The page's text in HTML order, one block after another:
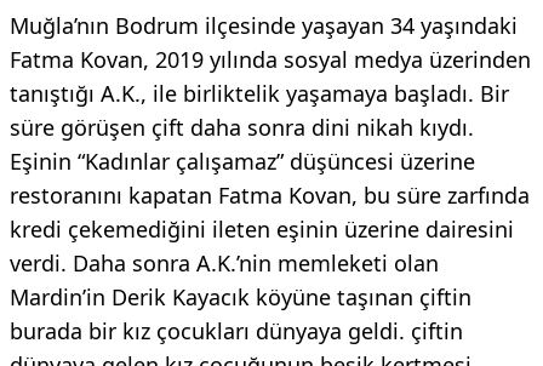
Muğla’nın Bodrum ilçesinde yaşayan 34 yaşındaki
Fatma Kovan, 2019 yılında sosyal medya üzerinden
tanıştığı A.K., ile birliktelik yaşamaya başladı. Bir
süre görüşen çift daha sonra dini nikah kıydı.
Eşinin “Kadınlar çalışamaz” düşüncesi üzerine
restoranını kapatan Fatma Kovan, bu süre zarfında
kredi çekemediğini ileten eşinin üzerine dairesini
verdi. Daha sonra A.K.’nin memleketi olan
Mardin’in Derik Kayacık köyüne taşınan çiftin
burada bir kız çocukları dünyaya geldi. çiftin